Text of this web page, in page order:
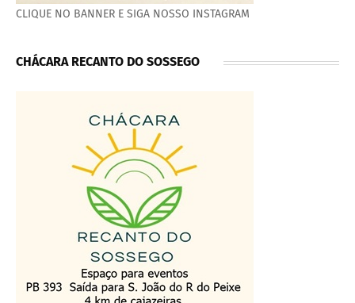
CLIQUE NO BANNER E SIGA NOSSO INSTAGRAM
CHÁCARA RECANTO DO SOSSEGO